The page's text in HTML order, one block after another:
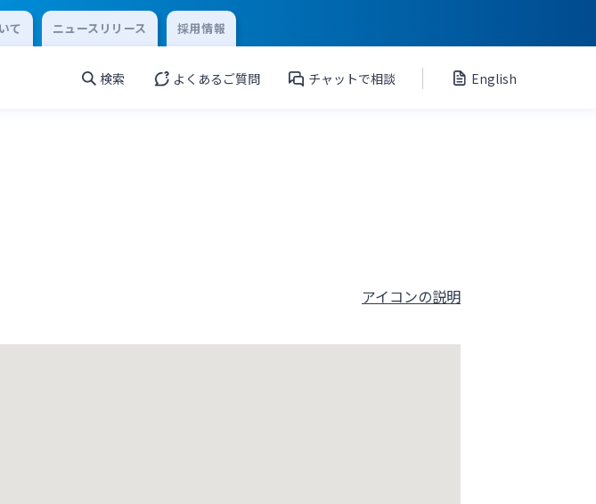
て ニュースリリース 採用情報
検索 よくあるご質問 チャットで相談 English
アイコンの説明